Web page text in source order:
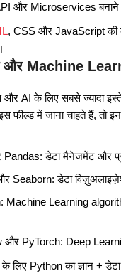
और Microservices बनाने
, CSS और JavaScript की
और Machine
AI के लिए सबसे ज्यादा
फील्ड में जाना चाहते हैं, तो
डेटा मैनेजमेंट और
Seaborn: डेटा
Machine Learning
और PyTorch: Deep
लिए Python का ज्ञान +